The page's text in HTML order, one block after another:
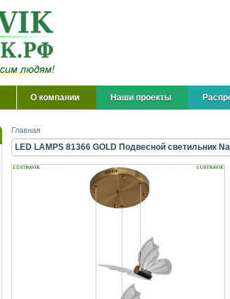
О компании Наши проекты
Главная
LED LAMPS 81366 GOLD Подвесной светильник